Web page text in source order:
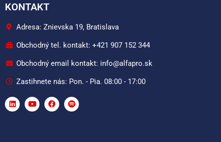
KONTAKT
Adresa: Znievska 19, Bratislava
Obchodný tel. kontakt: +421 907 152 344
Obchodný email kontakt: info@alfapro.sk
Zastihnete nás: Pon. - Pia. 08:00 - 17:00